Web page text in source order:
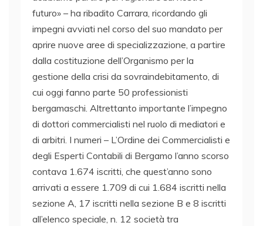
futuro» – ha ribadito Carrara, ricordando gli
impegni avviati nel corso del suo mandato per
aprire nuove aree di specializzazione, a partire
dalla costituzione dell’Organismo per la
gestione della crisi da sovraindebitamento, di
cui oggi fanno parte 50 professionisti
bergamaschi. Altrettanto importante l’impegno
di dottori commercialisti nel ruolo di mediatori e
di arbitri. I numeri – L’Ordine dei Commercialisti e
degli Esperti Contabili di Bergamo l’anno scorso
contava 1.674 iscritti, che quest’anno sono
arrivati a essere 1.709 di cui 1.684 iscritti nella
sezione A, 17 iscritti nella sezione B e 8 iscritti
all’elenco speciale, n. 12 società tra